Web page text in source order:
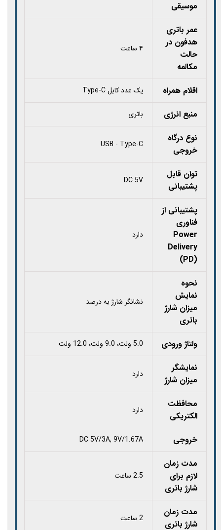
موسیقی
عمر باتری
هدفون در
حالت
مکالمه
۴ ساعت
اقلام همراه یک عدد کابل Type-C
منبع انرژی باتری
نوع درگاه
خروجی
USB - Type-C
توان قابل
پشتیبانی
DC 5V
پشتیبانی از
فناوری
Power
Delivery
(PD)
دارد
نحوه
نمایش
میزان شارژ
باتری
نشانگر شارژ به درصد
ولتاژ ورودی 5.0 ولت، 9.0 ولت، 12.0 ولت
نمایشگر
میزان شارژ
دارد
محافظت
الکتریکی
دارد
خروجی DC 5V/3A, 9V/1.67A
مدت زمان
لازم برای
شارژ باتری
2.5 ساعت
مدت زمان
شارژ باتری
2 ساعت